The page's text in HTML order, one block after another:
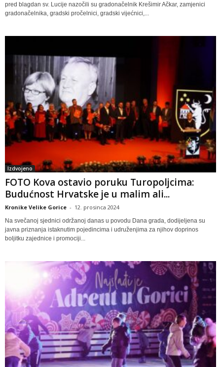
pred blagdan sv. Lucije nazočili su gradonačelnik Krešimir Ačkar, zamjenici
gradonačelnika, gradski pročelnici, gradski vijećnici,...
Izdvojeno
FOTO Kova ostavio poruku Turopoljcima:
Budućnost Hrvatske je u malim ali...
Kronike Velike Gorice - 12. prosinca 2024
Na svečanoj sjednici održanoj danas u povodu Dana grada, dodijeljena su
javna priznanja istaknutim pojedincima i udruženjima za njihov doprinos
boljitku zajednice i promociji...